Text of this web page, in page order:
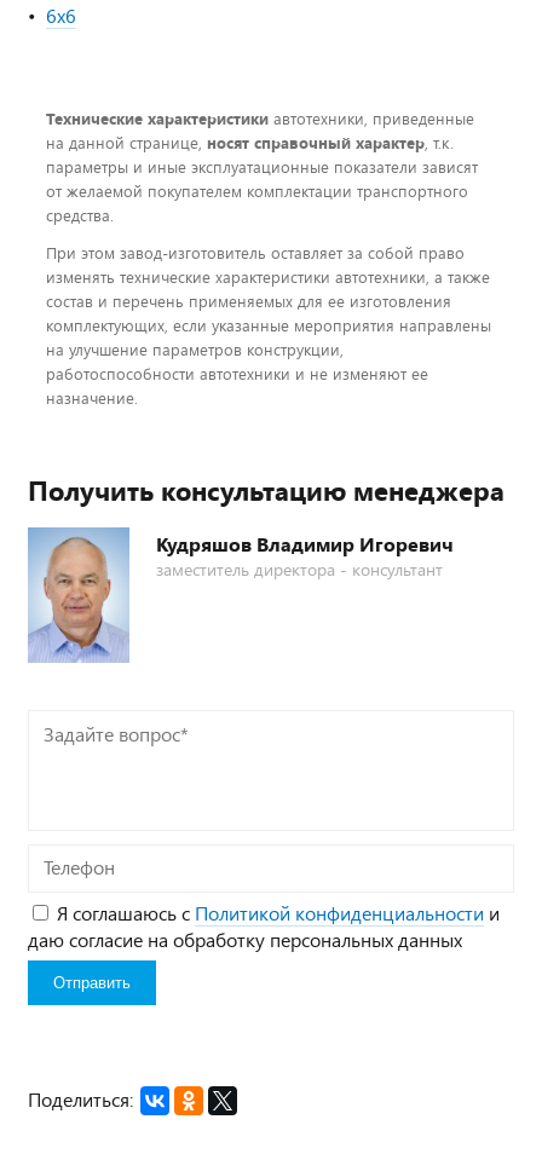
6х6
Технические характеристики автотехники, приведенные
на данной странице, носят справочный характер, т.к.
параметры и иные эксплуатационные показатели зависят
от желаемой покупателем комплектации транспортного
средства.
При этом завод-изготовитель оставляет за собой право
изменять технические характеристики автотехники, а также
состав и перечень применяемых для ее изготовления
комплектующих, если указанные мероприятия направлены
на улучшение параметров конструкции,
работоспособности автотехники и не изменяют ее
назначение.
Получить консультацию менеджера
Кудряшов Владимир Игоревич
заместитель директора - консультант
Задайте
вопрос*
Телефон
Я соглашаюсь с Политикой конфиденциальности и
даю согласие на обработку персональных данных
Поделиться: